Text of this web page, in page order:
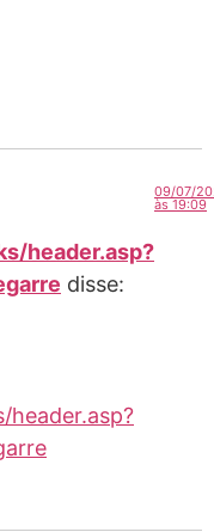
header.asp?
disse:
09/07/
às 19:09